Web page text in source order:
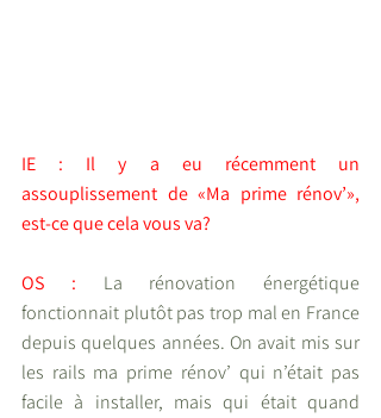
IE : Il y a eu récemment un
assouplissement de «Ma prime rénov’»,
est-ce que cela vous va?
OS : La rénovation énergétique
fonctionnait plutôt pas trop mal en France
depuis quelques années. On avait mis sur
les rails ma prime rénov’ qui n’était pas
facile à installer, mais qui était quand